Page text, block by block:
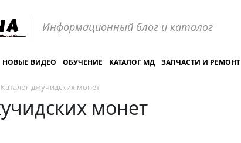
Информационный блог и каталог
НОВЫЕ ВИДЕО ОБУЧЕНИЕ КАТАЛОГ МД ЗАПЧАСТИ И РЕМОНТ
Каталог джучидских монет
монет